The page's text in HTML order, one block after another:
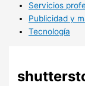
Servicios
Publicidad y
Tecnología